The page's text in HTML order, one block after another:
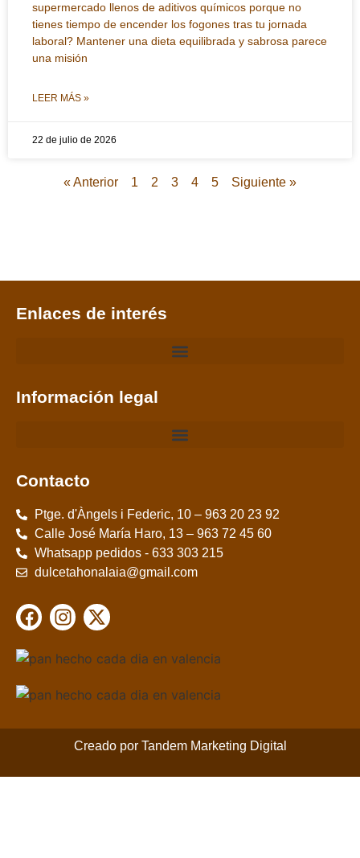
supermercado llenos de aditivos químicos porque no
tienes tiempo de encender los fogones tras tu jornada
laboral? Mantener una dieta equilibrada y sabrosa parece
una misión
LEER MÁS »
22 de julio de 2026
« Anterior 1 2 3 4 5 Siguiente »
Enlaces de interés
Información legal
Contacto
Ptge. d'Àngels i Federic, 10 – 963 20 23 92
Calle José María Haro, 13 – 963 72 45 60
Whatsapp pedidos - 633 303 215
dulcetahonalaia@gmail.com
Creado por Tandem Marketing Digital